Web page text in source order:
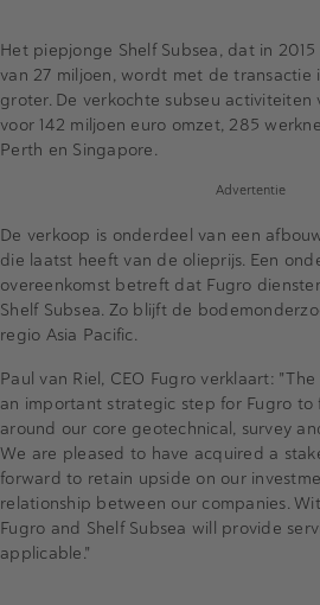
Het piepjonge Shelf Subsea, dat in
van 27 miljoen, wordt met de transactie
groter. De verkochte subseu activiteiten
voor 142 miljoen euro omzet, 285
Perth en Singapore.
Advertentie
De verkoop is onderdeel van een
die laatst heeft van de olieprijs. Een
overeenkomst betreft dat Fugro
Shelf Subsea. Zo blijft de
regio Asia Pacific.
Paul van Riel, CEO Fugro verklaart:
an important strategic step for Fugro to
around our core geotechnical, survey
We are pleased to have acquired a
forward to retain upside on our
relationship between our companies.
Fugro and Shelf Subsea will provide
applicable."